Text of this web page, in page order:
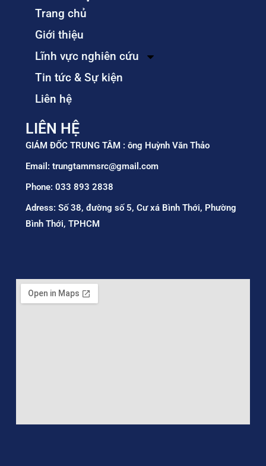
Trang chủ
Giới thiệu
Lĩnh vực nghiên cứu
Tin tức & Sự kiện
Liên hệ
LIÊN HỆ
GIÁM ĐỐC TRUNG TÂM : ông Huỳnh Văn Thảo
Email: trungtammsrc@gmail.com
Phone: 033 893 2838
Adress: Số 38, đường số 5, Cư xá Bình Thới, Phường
Bình Thới, TPHCM